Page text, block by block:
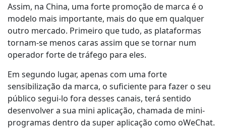
Assim, na China, uma forte promoção de marca é o
modelo mais importante, mais do que em qualquer
outro mercado. Primeiro que tudo, as plataformas
tornam-se menos caras assim que se tornar num
operador forte de tráfego para eles.
Em segundo lugar, apenas com uma forte
sensibilização da marca, o suficiente para fazer o seu
público segui-lo fora desses canais, terá sentido
desenvolver a sua mini aplicação, chamada de mini-
programas dentro da super aplicação como oWeChat.